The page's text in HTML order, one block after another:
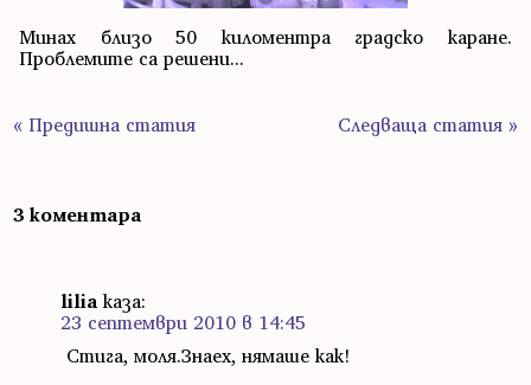
Минах близо 50 киломентра градско каране.
Проблемите са решени...
« Предишна статия Следваща статия »
3 коментара
lilia каза:
23 септември 2010 в 14:45
Стига, моля.Знаех, нямаше как!